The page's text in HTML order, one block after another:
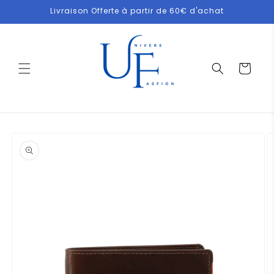
au
Livraison Offerte à partir de 60€ d'achat
Panier
informations
produits